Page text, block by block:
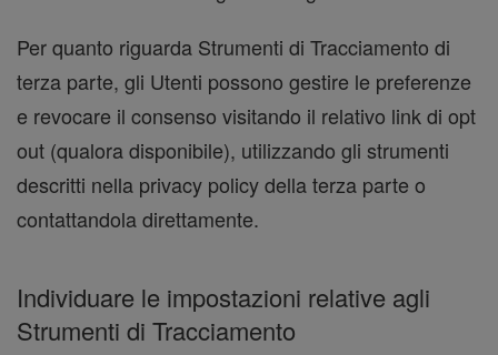
Per quanto riguarda Strumenti di Tracciamento di
terza parte, gli Utenti possono gestire le preferenze
e revocare il consenso visitando il relativo link di opt
out (qualora disponibile), utilizzando gli strumenti
descritti nella privacy policy della terza parte o
contattandola direttamente.
Individuare le impostazioni relative agli
Strumenti di Tracciamento